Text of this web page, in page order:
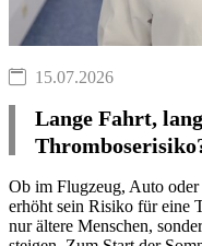
15.07.2026
Lange Fahrt,
Ob im Flugzeug, Auto
erhöht sein Risiko für eine
nur ältere Menschen,